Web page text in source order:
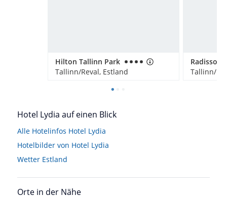
Hilton Tallinn Park
Tallinn/Reval, Estland
Tallinn/
Hotel Lydia auf einen Blick
Alle Hotelinfos Hotel Lydia
Hotelbilder von Hotel Lydia
Wetter Estland
Orte in der Nähe